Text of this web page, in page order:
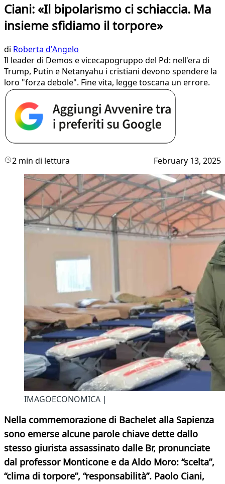
Ciani: «Il bipolarismo ci schiaccia. Ma
insieme sfidiamo il torpore»
di Roberta d'Angelo
Il leader di Demos e vicecapogruppo del Pd: nell'era di
Trump, Putin e Netanyahu i cristiani devono spendere la
loro "forza debole". Fine vita, legge toscana un errore.
2 min di lettura February 13, 2025
IMAGOECONOMICA |
Nella commemorazione di Bachelet alla Sapienza
sono emerse alcune parole chiave dette dallo
stesso giurista assassinato dalle Br, pronunciate
dal professor Monticone e da Aldo Moro: “scelta”,
“clima di torpore”, “responsabilità”. Paolo Ciani,